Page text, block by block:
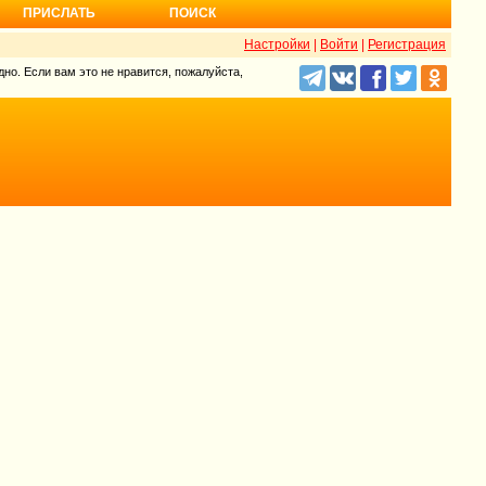
ПРИСЛАТЬ ПОИСК
Настройки Войти Регистрация
Если вам это не нравится, пожалуйста,